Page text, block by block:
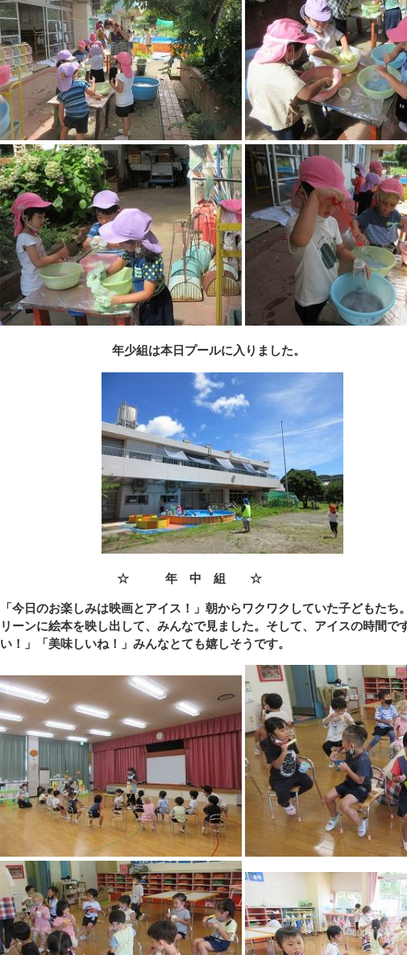
年少組は本日プールに入りました。
☆ 年 中 組 ☆
「今日のお楽しみは映画とアイス！」朝からワクワクしていた子どもたち
リーンに絵本を映し出して、みんなで見ました。そして、アイスの時間で
い！」「美味しいね！」みんなとても嬉しそうです。